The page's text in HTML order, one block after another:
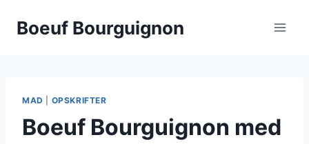
Boeuf Bourguignon
MAD OPSKRIFTER
Boeuf Bourguignon med